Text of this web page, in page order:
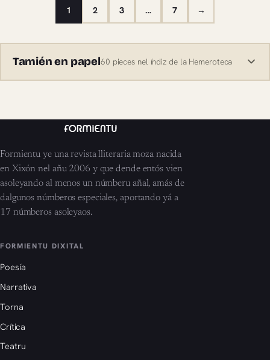
1 2 3 … 7 →
Tamién en papel60 pieces nel índiz de la Hemeroteca
Formientu ye una revista lliteraria moza nacida
en Xixón nel añu 2006 y que dende entós vien
asoleyando al menos un númberu añal, amás de
dalgunos númberos especiales, aportando yá a
17 númberos asoleyaos.
FORMIENTU DIXITAL
Poesía
Narrativa
Torna
Crítica
Teatru